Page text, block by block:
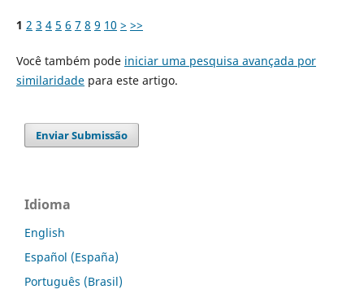
1 2 3 4 5 6 7 8 9 10 > >>
Você também pode iniciar uma pesquisa avançada por
similaridadepara este artigo.
Enviar Submissão
Idioma
English
Español (España)
Português (Brasil)